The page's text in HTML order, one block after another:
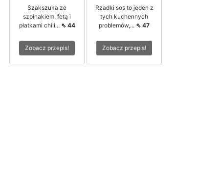
Szakszuka ze
szpinakiem, fetą i
płatkami chili... ⇖ 44
Zobacz przepis!
Rzadki sos to jeden z
tych kuchennych
problemów,... ⇖ 47
Zobacz przepis!